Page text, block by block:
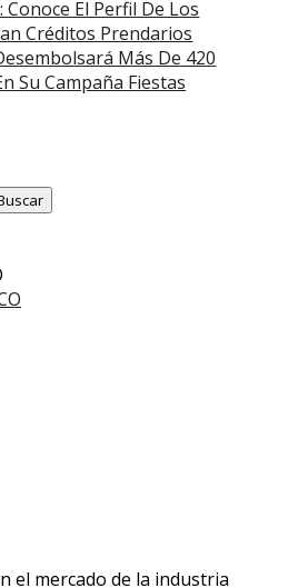
Conoce El Perfil De Los
Créditos Prendarios
Más De 420
Su Campaña Fiestas
el mercado de la industria